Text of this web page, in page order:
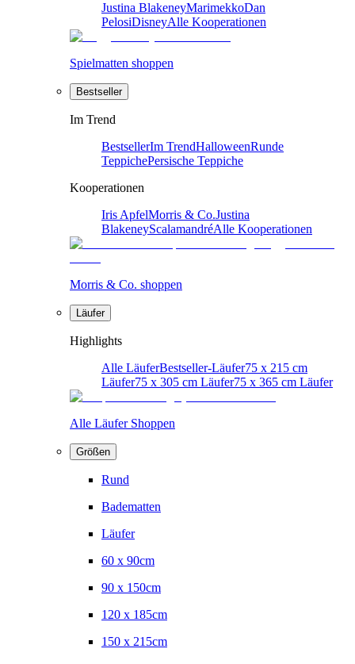
Justina BlakeneyMarimekkoDan
PelosiDisneyAlle Kooperationen
Spielmatten shoppen
Bestseller
Im Trend
BestsellerIm TrendHalloweenRunde
TeppichePersische Teppiche
Kooperationen
Iris ApfelMorris & Co.Justina
BlakeneyScalamandréAlle Kooperationen
Morris & Co. shoppen
Läufer
Highlights
Alle LäuferBestseller-Läufer75 x 215 cm
Läufer75 x 305 cm Läufer75 x 365 cm Läufer
Alle Läufer Shoppen
Größen
Rund
Badematten
Läufer
60 x 90cm
90 x 150cm
120 x 185cm
150 x 215cm